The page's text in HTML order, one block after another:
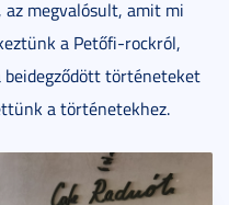
megvalósult, amit mi
a Petőfi-rockról,
beidegződött történeteket
a történetekhez.